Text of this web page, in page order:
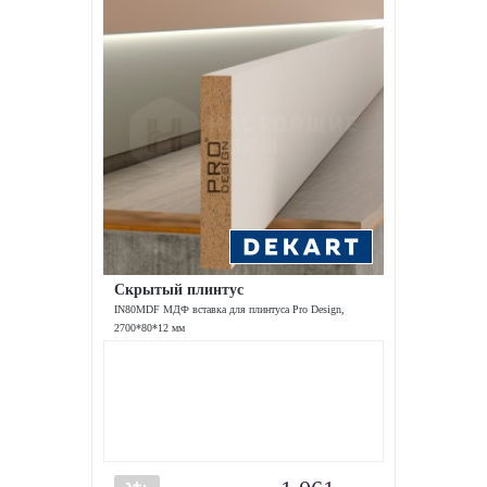
Скрытый плинтус
IN80MDF МДФ вставка для плинтуса Pro Design,
2700*80*12 мм